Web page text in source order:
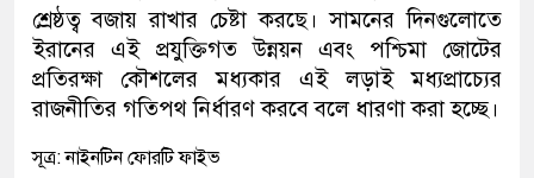
শ্রেষ্ঠত্ব বজায় রাখার চেষ্টা করছে। সামনের দিনগুলোতে
ইরানের এই প্রযুক্তিগত উন্নয়ন এবং পশ্চিমা জোটের
প্রতিরক্ষা কৌশলের মধ্যকার এই লড়াই মধ্যপ্রাচ্যের
রাজনীতির গতিপথ নির্ধারণ করবে বলে ধারণা করা হচ্ছে।
সূত্র: নাইনটিন ফোরটি ফাইভ